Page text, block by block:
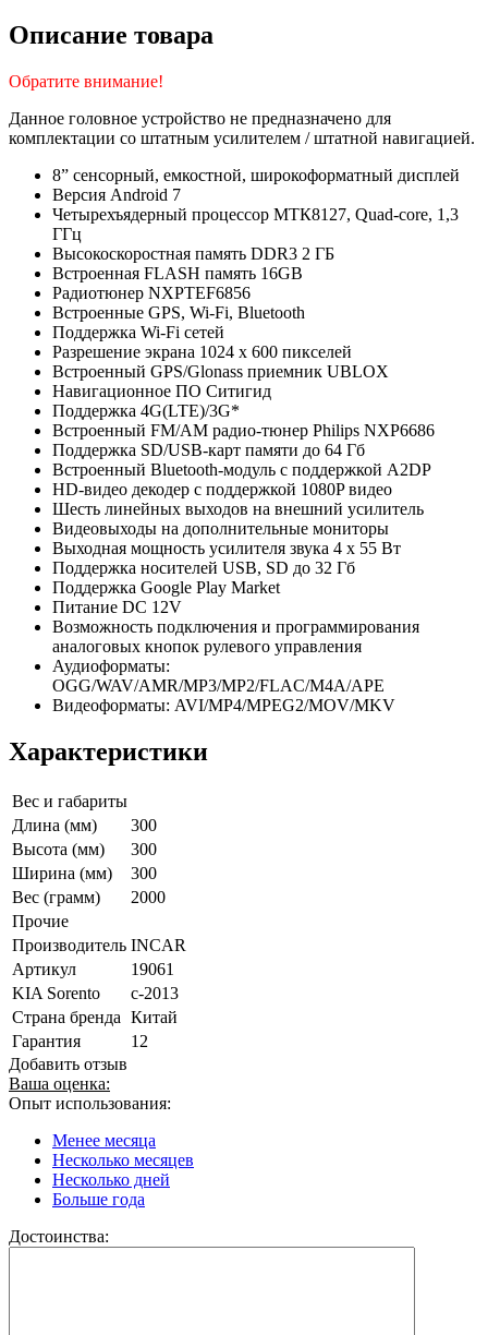
Описание товара
Обратите внимание!
Данное головное устройство не предназначено для
комплектации со штатным усилителем / штатной навигацией.
8” сенсорный, емкостной, широкоформатный дисплей
Версия Android 7
Четырехъядерный процессор МТК8127, Quad-core, 1,3
ГГц
Высокоскоростная память DDR3 2 ГБ
Встроенная FLASH память 16GB
Радиотюнер NXPTEF6856
Встроенные GPS, Wi-Fi, Bluetooth
Поддержка Wi-Fi сетей
Разрешение экрана 1024 x 600 пикселей
Встроенный GPS/Glonass приемник UBLOX
Навигационное ПО Ситигид
Поддержка 4G(LTE)/3G*
Встроенный FM/AM радио-тюнер Philips NXP6686
Поддержка SD/USB-карт памяти до 64 Гб
Встроенный Bluetooth-модуль с поддержкой A2DP
HD-видео декодер с поддержкой 1080P видео
Шесть линейных выходов на внешний усилитель
Видеовыходы на дополнительные мониторы
Выходная мощность усилителя звука 4 х 55 Вт
Поддержка носителей USB, SD до 32 Гб
Поддержка Google Play Market
Питание DC 12V
Возможность подключения и программирования
аналоговых кнопок рулевого управления
Аудиоформаты:
OGG/WAV/AMR/MP3/MP2/FLAC/M4A/APE
Видеоформаты: AVI/MP4/MPEG2/MOV/MKV
Характеристики
Вес и габариты
Длина (мм)
300
Высота (мм)
300
Ширина (мм)
300
Вес (грамм)
2000
Прочие
Производитель INCAR
Артикул
19061
KIA Sorento
с-2013
Страна бренда Китай
Гарантия
12
Добавить отзыв
Ваша оценка:
Опыт использования:
Менее месяца
Несколько месяцев
Несколько дней
Больше года
Достоинства: